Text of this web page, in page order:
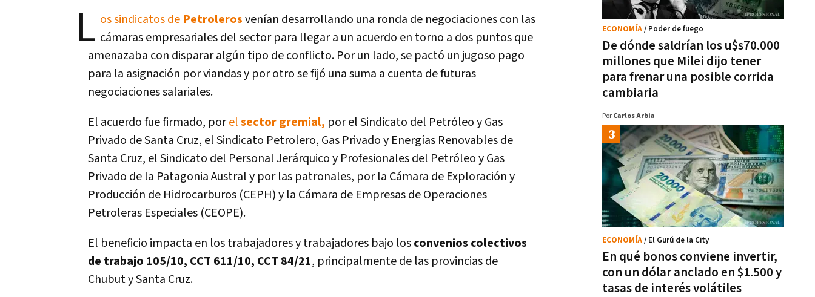
L os sindicatos de Petrolerosvenían desarrollando una ronda de negociaciones con las
cámaras empresariales del sector para llegar a un acuerdo en torno a dos puntos que
amenazaba con disparar algún tipo de conflicto. Por un lado, se pactó un jugoso pago
para la asignación por viandas y por otro se fijó una suma a cuenta de futuras
negociaciones salariales.
El acuerdo fue firmado, porelsector gremial, por el Sindicato del Petróleo y Gas
Privado de Santa Cruz, el Sindicato Petrolero, Gas Privado y Energías Renovables de
Santa Cruz, el Sindicato del Personal Jerárquico y Profesionales del Petróleo y Gas
Privado de la Patagonia Austral y por las patronales, por la Cámara de Exploración y
Producción de Hidrocarburos (CEPH) y la Cámara de Empresas de Operaciones
Petroleras Especiales (CEOPE).
El beneficio impacta en los trabajadores y trabajadores bajo losconvenios colectivos
de trabajo 105/10, CCT 611/10, CCT 84/21, principalmente de las provincias de
Chubut y Santa Cruz.
De dónde saldrían los u$s70.000
millones que Milei dijo tener
para frenar una posible corrida
cambiaria
ECONOMÍA/ Poder de fuego
Por Carlos Arbia
En qué bonos conviene invertir,
con un dólar anclado en $1.500 y
tasas de interés volátiles
ECONOMÍA/ El Gurú de la City